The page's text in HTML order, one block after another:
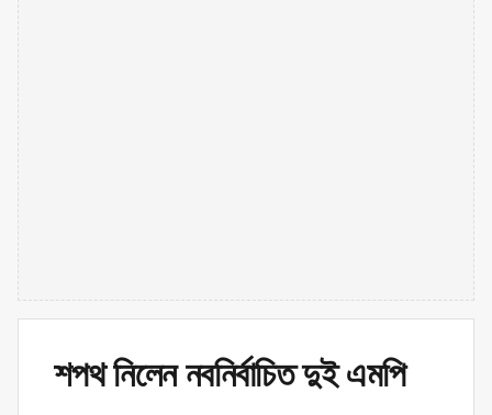
শপথ নিলেন নবনির্বাচিত দুই এমপি